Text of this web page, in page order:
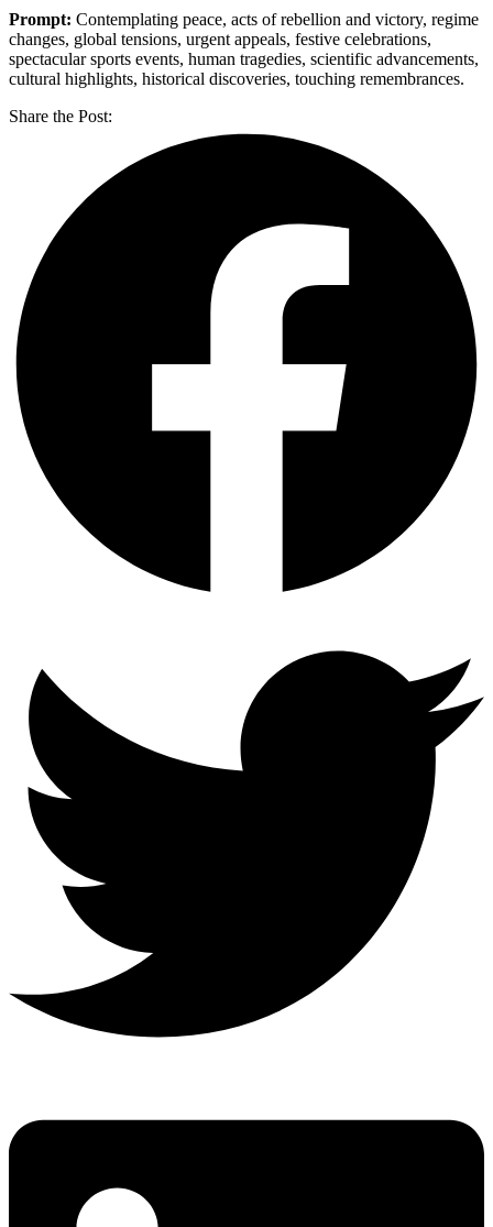
Prompt: Contemplating peace, acts of rebellion and victory, regime
changes, global tensions, urgent appeals, festive celebrations,
spectacular sports events, human tragedies, scientific advancements,
cultural highlights, historical discoveries, touching remembrances.
Share the Post: